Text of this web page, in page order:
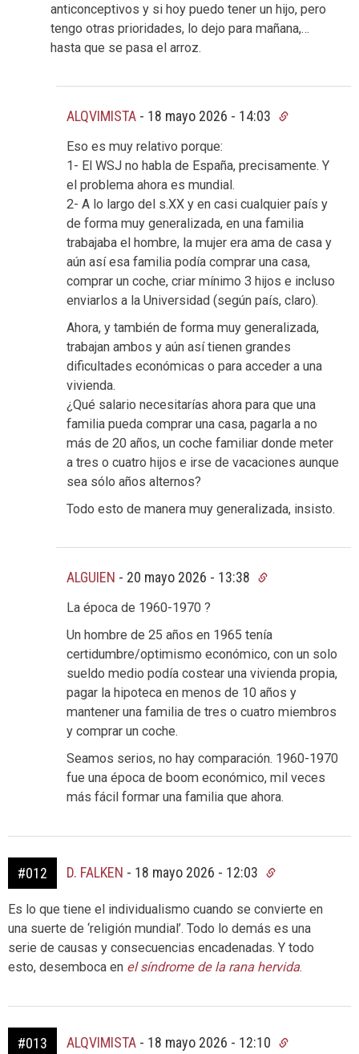
anticonceptivos y si hoy puedo tener un hijo, pero
tengo otras prioridades, lo dejo para mañana,…
hasta que se pasa el arroz.
ALQVIMISTA - 18 mayo 2026 - 14:03
Eso es muy relativo porque:
1- El WSJ no habla de España, precisamente. Y
el problema ahora es mundial.
2- A lo largo del s.XX y en casi cualquier país y
de forma muy generalizada, en una familia
trabajaba el hombre, la mujer era ama de casa y
aún así esa familia podía comprar una casa,
comprar un coche, criar mínimo 3 hijos e incluso
enviarlos a la Universidad (según país, claro).
Ahora, y también de forma muy generalizada,
trabajan ambos y aún así tienen grandes
dificultades económicas o para acceder a una
vivienda.
¿Qué salario necesitarías ahora para que una
familia pueda comprar una casa, pagarla a no
más de 20 años, un coche familiar donde meter
a tres o cuatro hijos e irse de vacaciones aunque
sea sólo años alternos?
Todo esto de manera muy generalizada, insisto.
ALGUIEN - 20 mayo 2026 - 13:38
La época de 1960-1970 ?
Un hombre de 25 años en 1965 tenía
certidumbre/optimismo económico, con un solo
sueldo medio podía costear una vivienda propia,
pagar la hipoteca en menos de 10 años y
mantener una familia de tres o cuatro miembros
y comprar un coche.
Seamos serios, no hay comparación. 1960-1970
fue una época de boom económico, mil veces
más fácil formar una familia que ahora.
#012 D. FALKEN - 18 mayo 2026 - 12:03
Es lo que tiene el individualismo cuando se convierte en
una suerte de ‘religión mundial’. Todo lo demás es una
serie de causas y consecuencias encadenadas. Y todo
esto, desemboca en el síndrome de la rana hervida.
#013 ALQVIMISTA - 18 mayo 2026 - 12:10